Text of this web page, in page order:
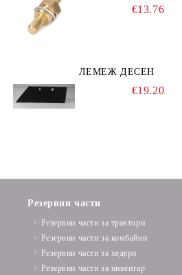
€13.76
ЛЕМЕЖ ДЕСЕН
€19.20
Резервни части
Резервни части за трактори
Резервни части за комбайни
Резервни части за хедери
Резервни части за инвентар